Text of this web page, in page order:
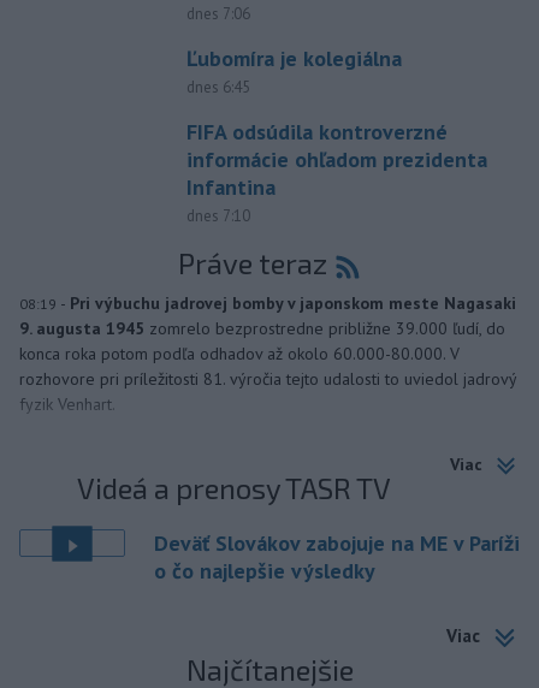
dnes 7:06
Ľubomíra je kolegiálna
dnes 6:45
FIFA odsúdila kontroverzné
informácie ohľadom prezidenta
Infantina
dnes 7:10
Práve teraz
08:19 - Pri výbuchu jadrovej bomby v japonskom meste Nagasaki
9. augusta 1945 zomrelo bezprostredne približne 39.000 ľudí, do
konca roka potom podľa odhadov až okolo 60.000-80.000. V
rozhovore pri príležitosti 81. výročia tejto udalosti to uviedol jadrový
fyzik Venhart.
Viac
Videá a prenosy TASR TV
Deväť Slovákov zabojuje na ME v Paríži
o čo najlepšie výsledky
Viac
Najčítanejšie